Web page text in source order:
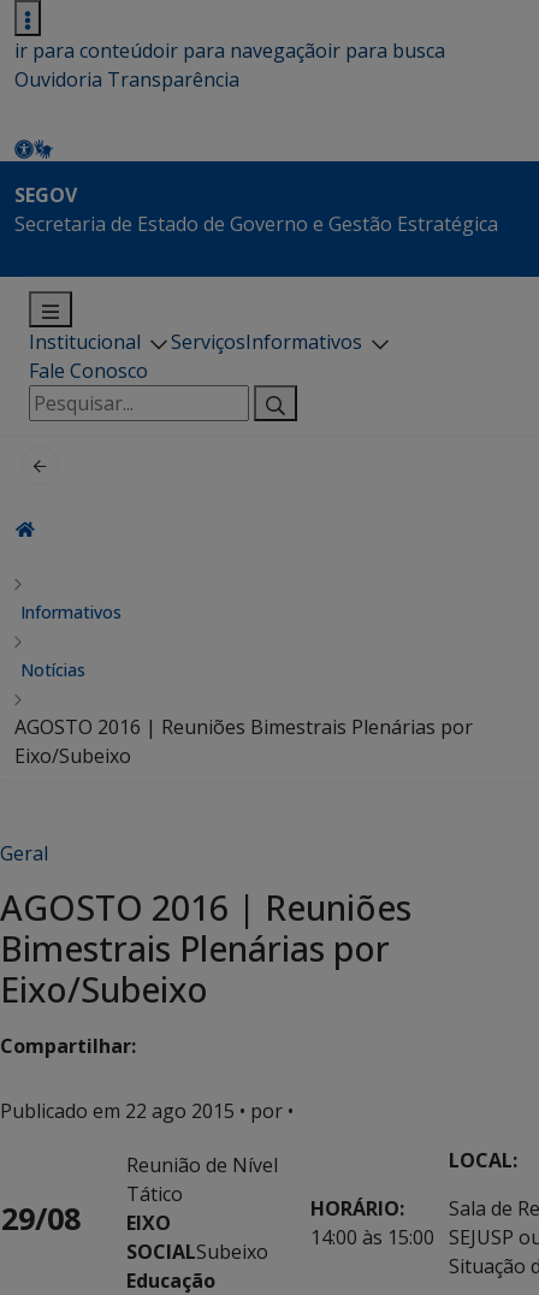
ir para conteúdoir para navegaçãoir para busca
Ouvidoria Transparência
SEGOV
Secretaria de Estado de Governo e Gestão Estratégica
Institucional ServiçosInformativos
Fale Conosco
Pesquisar
por:
Informativos
Notícias
AGOSTO 2016 | Reuniões Bimestrais Plenárias por
Eixo/Subeixo
Geral
AGOSTO 2016 | Reuniões
Bimestrais Plenárias por
Eixo/Subeixo
Compartilhar:
Publicado em 22 ago 2015 • por •
29/08
Reunião de Nível
Tático
EIXO
SOCIALSubeixo
Educação
HORÁRIO:
14:00 às 15:00
LOCAL:
Sala de
SEJUSP
Situação